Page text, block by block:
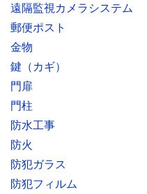
遠隔監視カメラシステム
郵便ポスト
金物
鍵（カギ）
門扉
門柱
防水工事
防火
防犯ガラス
防犯フィルム